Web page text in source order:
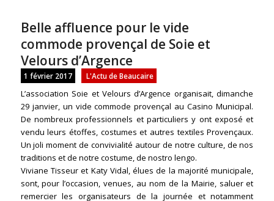
Belle affluence pour le vide
commode provençal de Soie et
Velours d’Argence
1 février 2017 L'Actu de Beaucaire
L’association Soie et Velours d’Argence organisait, dimanche
29 janvier, un vide commode provençal au Casino Municipal.
De nombreux professionnels et particuliers y ont exposé et
vendu leurs étoffes, costumes et autres textiles Provençaux.
Un joli moment de convivialité autour de notre culture, de nos
traditions et de notre costume, de nostro lengo.
Viviane Tisseur et Katy Vidal, élues de la majorité municipale,
sont, pour l’occasion, venues, au nom de la Mairie, saluer et
remercier les organisateurs de la journée et notamment